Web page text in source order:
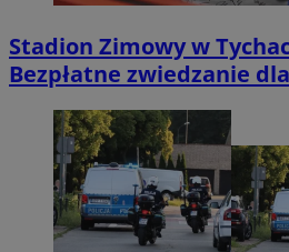
Stadion Zimowy w
Bezpłatne zwiedzanie